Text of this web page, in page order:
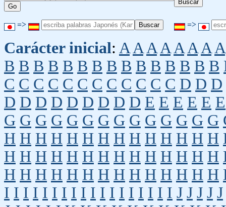
=> =>
Carácter inicial: A A A A A A A A
B B B B B B B B B B B B B B B
C C C C C C C C C C C C D D D
D D D D D D D D D E E E E E E
G G G G G G G G G G G G G G
H H H H H H H H H H H H H H
H H H H H H H H H H H H H H
H H H H H H H H H H H H H H
I I I I I I I I I I I I I I I I I I J J J J J